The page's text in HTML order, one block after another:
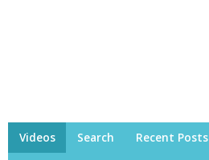
Videos Search Recent Posts